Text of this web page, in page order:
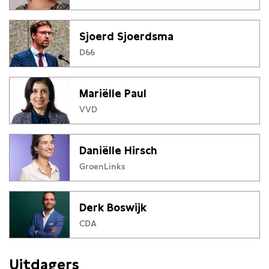
Sjoerd Sjoerdsma
D66
Mariëlle Paul
VVD
Daniëlle Hirsch
GroenLinks
Derk Boswijk
CDA
Uitdagers